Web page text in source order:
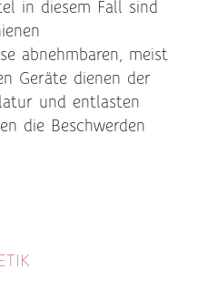
in diesem Fall sind
abnehmbaren, meist
Geräte dienen der
und entlasten
die Beschwerden